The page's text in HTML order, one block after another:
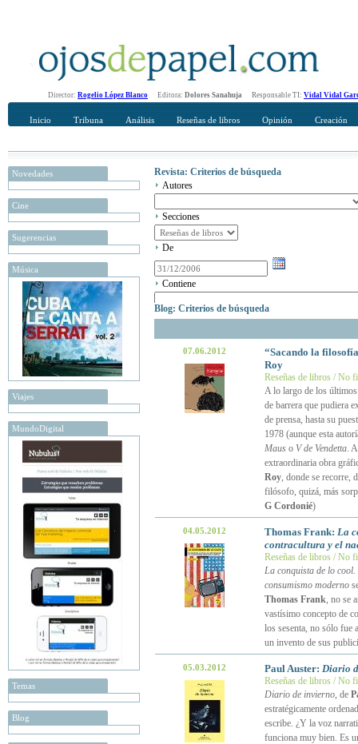
Director: Rogelio López Blanco Editora: Dolores Sanahuja Responsable TI: Vidal Vidal
Inicio Tribuna Análisis Reseñas de libros Opinión Creación
Novedades
Cine
Sugerencias
Música
Viajes
MundoDigital
Temas
Blog
Revista: Criterios de búsqueda
Autores
Secciones
De
Contiene
Blog: Criterios de búsqueda
07.06.2012
“Sacando la
Roy
Reseñas de libros / No
A lo largo de los
de barrera que pudiera
de prensa, hasta su
1978 (aunque esta
Mauso V de Vendetta.
extraordinaria obra
Roy, donde se recorre,
filósofo, quizá, más
G Cordonié)
04.05.2012 Thomas Frank: La
contracultura y el
Reseñas de libros / No
La conquista de lo
consumismo moderno
Thomas Frank, no se
vastísimo concepto de
los sesenta, no sólo fue
un invento de sus
05.03.2012 Paul Auster: Diario
Reseñas de libros / No
Diario de invierno, de
estratégicamente
escribe. ¿Y la voz
funciona muy bien. Es